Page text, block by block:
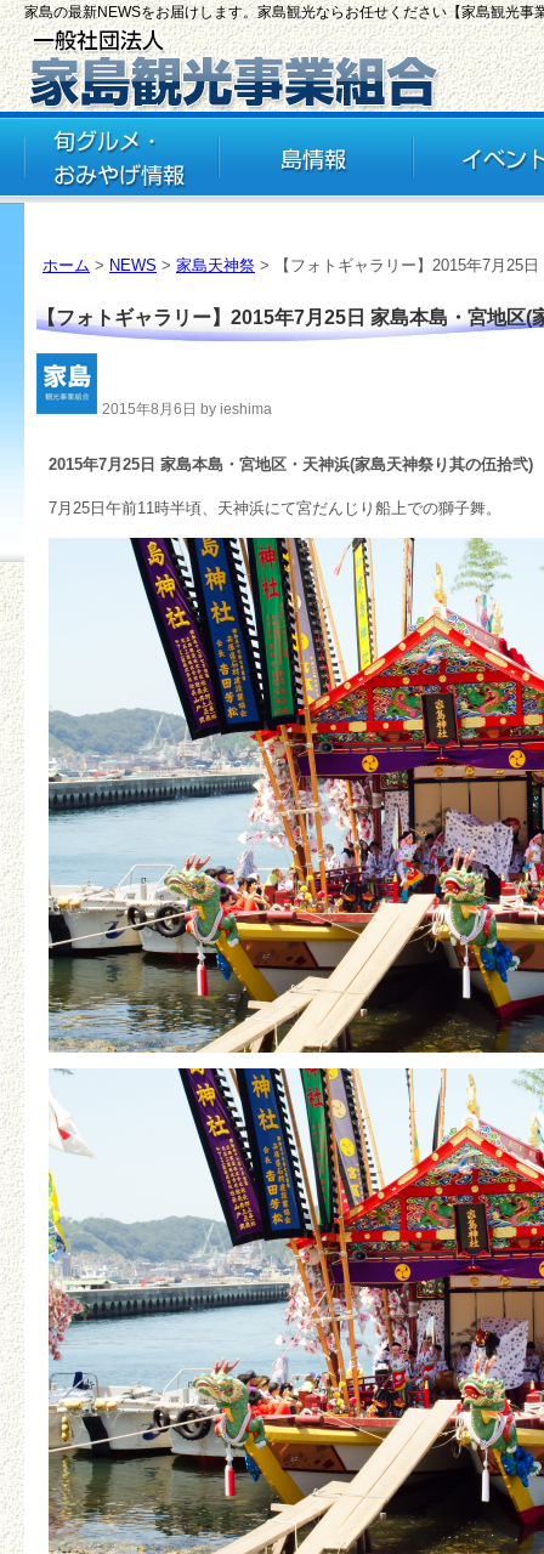
家島の最新NEWSをお届けします。家島観光ならお任せください【家島観光事
ホーム > NEWS > 家島天神祭 > 【フォトギャラリー】2015年7月25
【フォトギャラリー】2015年7月25日 家島本島・宮地区(
2015年8月6日 by ieshima
2015年7月25日 家島本島・宮地区・天神浜(家島天神祭り其の伍拾弐)
7月25日午前11時半頃、天神浜にて宮だんじり船上での獅子舞。